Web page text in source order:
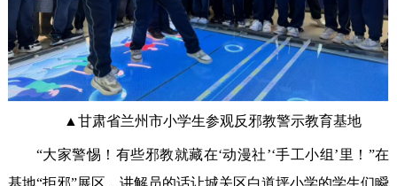
▲甘肃省兰州市小学生参观反邪教警示教育基地
“大家警惕！有些邪教就藏在‘动漫社’‘手工小组’里！”在